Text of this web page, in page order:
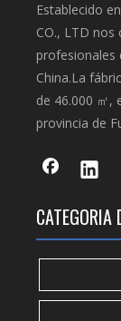
Establecido
CO., LTD
profesionales
China.La
de 46.000 ㎡,
provincia de
CATEGORIA